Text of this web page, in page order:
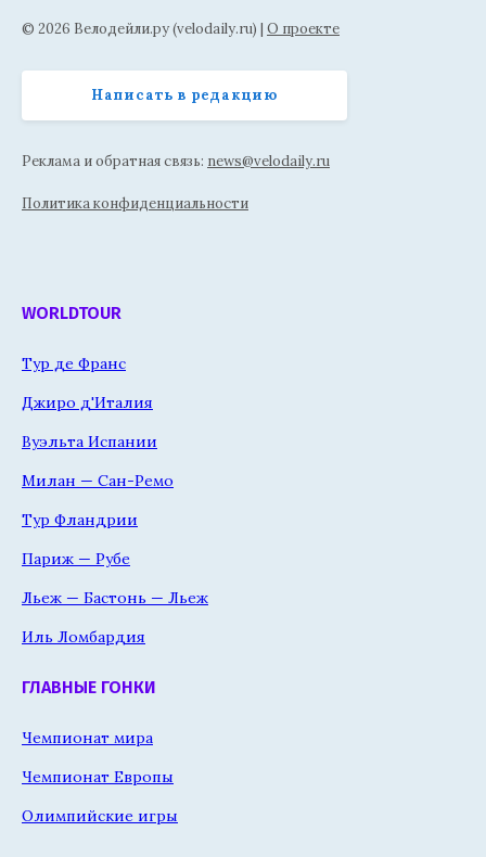
© 2026 Велодейли.ру (velodaily.ru) | О проекте
Написать в редакцию
Реклама и обратная связь: news@velodaily.ru
Политика конфиденциальности
WORLDTOUR
Тур де Франс
Джиро д'Италия
Вуэльта Испании
Милан — Сан-Ремо
Тур Фландрии
Париж — Рубе
Льеж — Бастонь — Льеж
Иль Ломбардия
ГЛАВНЫЕ ГОНКИ
Чемпионат мира
Чемпионат Европы
Олимпийские игры